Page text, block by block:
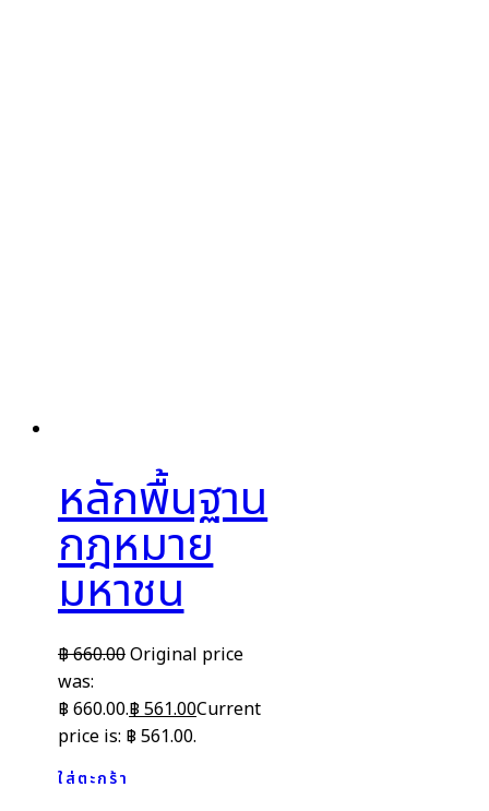
หลักพื้นฐาน
กฎหมาย
มหาชน
฿660.00Original price
was:
฿ 660.00.฿ 561.00Current
price is: ฿ 561.00.
ใส่ตะกร้า